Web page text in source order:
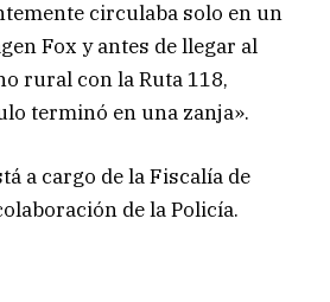
circulaba solo en un
Fox y antes de llegar al
rural con la Ruta 118,
terminó en una zanja».
a cargo de la Fiscalía de
de la Policía.